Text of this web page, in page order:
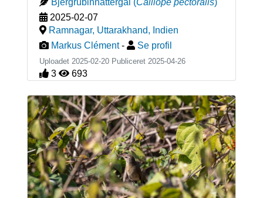
Bjergrubinnattergal (Calliope pectoralis)
2025-02-07
Ramnagar, Uttarakhand, Indien
Markus Clément - Se profil
Uploadet 2025-02-20 Publiceret 2025-04-26
3 693